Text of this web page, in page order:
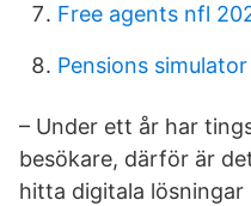
Free agents nfl
Pensions simulator
– Under ett år har
besökare, därför är
hitta digitala